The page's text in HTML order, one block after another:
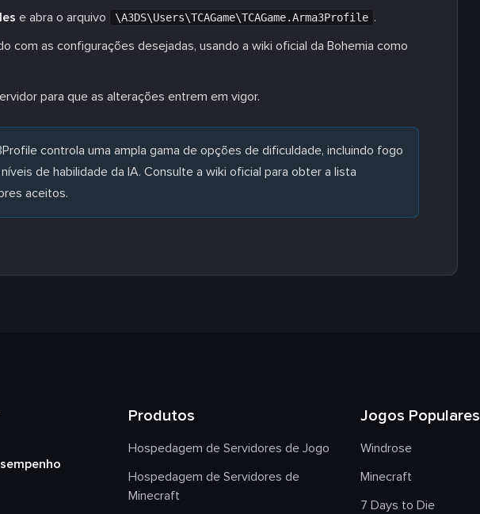
e abra o arquivo \A3DS\Users\TCAGame\TCAGame.Arma3Profile .
com as configurações desejadas, usando a wiki oficial da Bohemia como
para que as alterações entrem em vigor.
controla uma ampla gama de opções de dificuldade, incluindo fogo
de habilidade da IA. Consulte a wiki oficial para obter a lista
aceitos.
Produtos
Hospedagem de Servidores de Jogo
Hospedagem de Servidores de
Minecraft
Jogos Populares
Windrose
Minecraft
7 Days to Die